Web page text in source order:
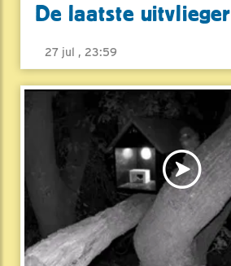
De laatste uitvlieger
27 jul , 23:59